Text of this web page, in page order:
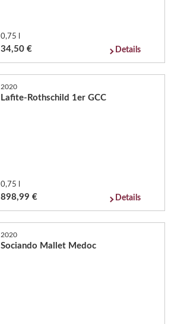
0,75 l
34,50 € Details
2020
Lafite-Rothschild 1er GCC
0,75 l
898,99 € Details
2020
Sociando Mallet Medoc